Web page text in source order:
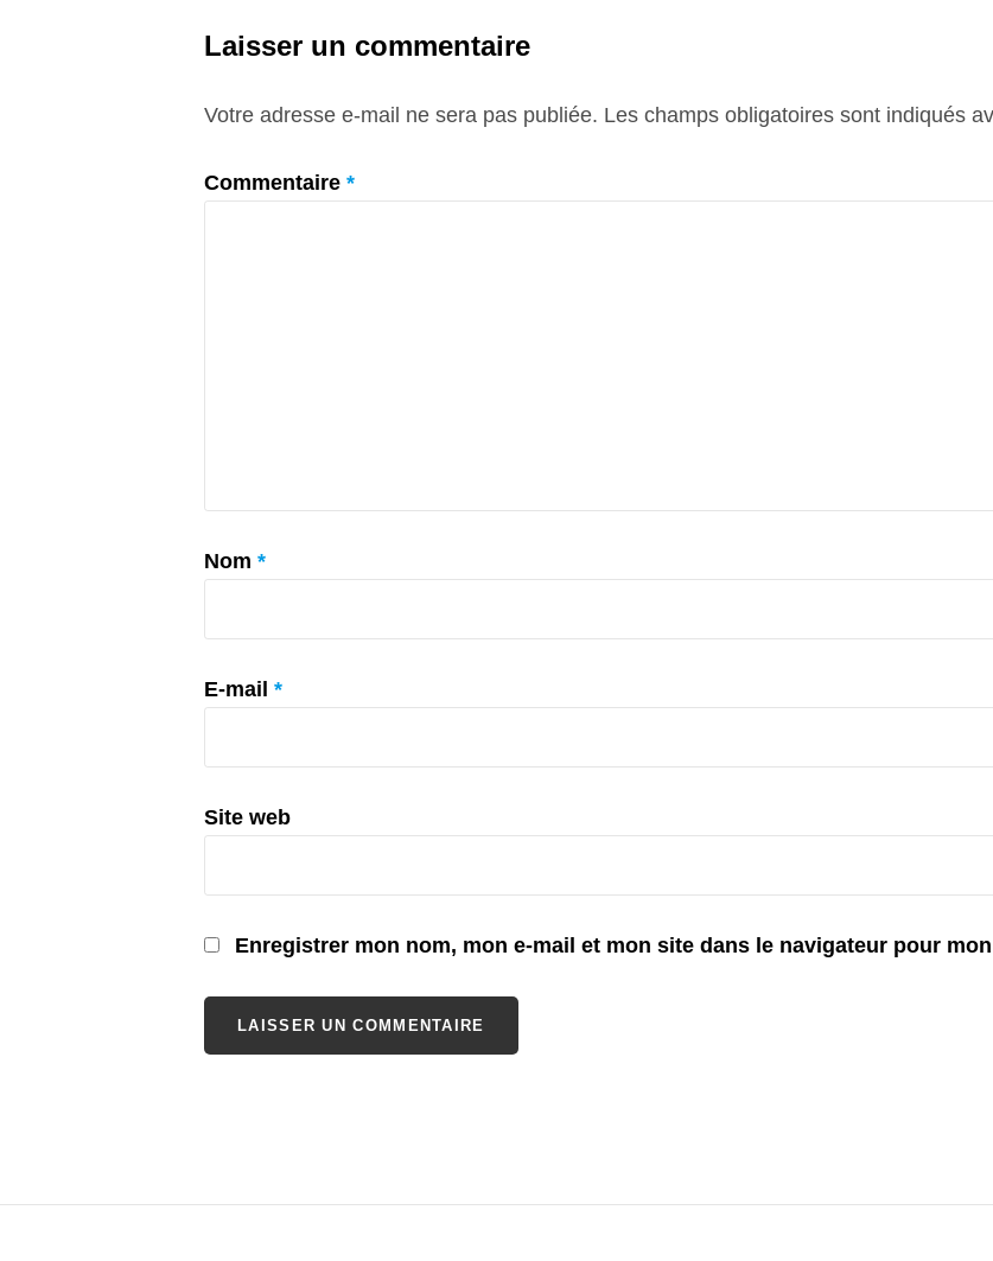
Laisser un commentaire
Votre adresse e-mail ne sera pas publiée. Les champs obligatoires sont indiqués
Commentaire *
Nom *
E-mail *
Site web
Enregistrer mon nom, mon e-mail et mon site dans le navigateur pour